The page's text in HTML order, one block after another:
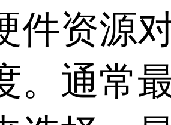
件资源
。通常